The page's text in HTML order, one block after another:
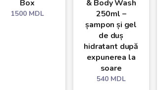
Box
1500MDL
& Body Wash
250ml –
șampon și gel
de duș
hidratant după
expunerea la
soare
540MDL